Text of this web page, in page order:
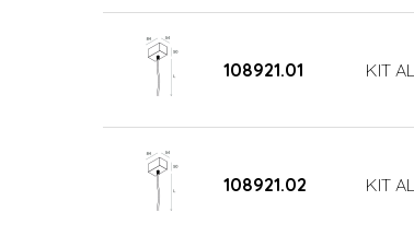
108921.01 KIT
108921.02 KIT